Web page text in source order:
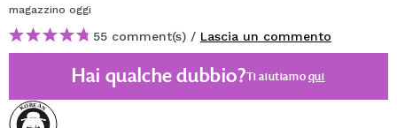
magazzino oggi
55 comment(s) / Lascia un commento
Hai qualche dubbio?Ti aiutiamoqui